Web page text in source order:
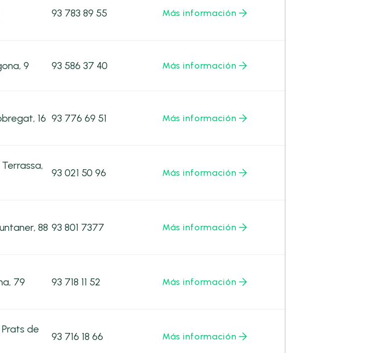
93 783 89 55 Más información
9 93 586 37 40 Más información
16 93 776 69 51 Más información
93 021 50 96 Más información
88 93 801 7377 Más información
79 93 718 11 52 Más información
de
93 716 18 66 Más información